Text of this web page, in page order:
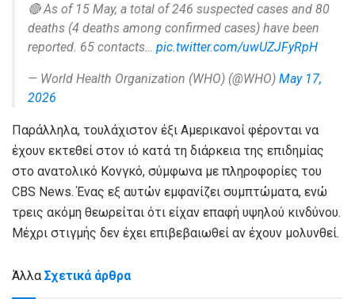
🔴 As of 15 May, a total of 246 suspected cases and 80
deaths (4 deaths among confirmed cases) have been
reported. 65 contacts… pic.twitter.com/uwUZJFyRpH
— World Health Organization (WHO) (@WHO) May 17,
2026
Παράλληλα, τουλάχιστον έξι Αμερικανοί φέρονται να
έχουν εκτεθεί στον ιό κατά τη διάρκεια της επιδημίας
στο ανατολικό Κονγκό, σύμφωνα με πληροφορίες του
CBS News. Ένας εξ αυτών εμφανίζει συμπτώματα, ενώ
τρεις ακόμη θεωρείται ότι είχαν επαφή υψηλού κινδύνου.
Μέχρι στιγμής δεν έχει επιβεβαιωθεί αν έχουν μολυνθεί.
Άλλα Σχετικά άρθρα